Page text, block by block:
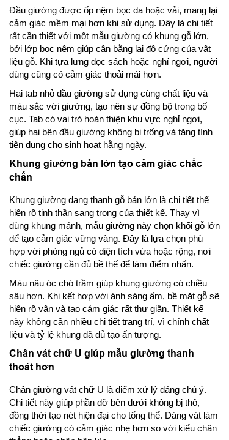
Đầu giường được ốp nệm bọc da hoặc vải, mang lại
cảm giác mềm mại hơn khi sử dụng. Đây là chi tiết
rất cần thiết với một mẫu giường có khung gỗ lớn,
bởi lớp bọc nệm giúp cân bằng lại độ cứng của vật
liệu gỗ. Khi tựa lưng đọc sách hoặc nghỉ ngơi, người
dùng cũng có cảm giác thoải mái hơn.
Hai tab nhỏ đầu giường sử dụng cùng chất liệu và
màu sắc với giường, tạo nên sự đồng bộ trong bố
cục. Tab có vai trò hoàn thiện khu vực nghỉ ngơi,
giúp hai bên đầu giường không bị trống và tăng tính
tiện dụng cho sinh hoạt hằng ngày.
Khung giường bản lớn tạo cảm giác chắc
chắn
Khung giường dạng thanh gỗ bản lớn là chi tiết thể
hiện rõ tinh thần sang trọng của thiết kế. Thay vì
dùng khung mảnh, mẫu giường này chọn khối gỗ lớn
để tạo cảm giác vững vàng. Đây là lựa chọn phù
hợp với phòng ngủ có diện tích vừa hoặc rộng, nơi
chiếc giường cần đủ bề thế để làm điểm nhấn.
Màu nâu óc chó trầm giúp khung giường có chiều
sâu hơn. Khi kết hợp với ánh sáng ấm, bề mặt gỗ sẽ
hiện rõ vân và tạo cảm giác rất thư giãn. Thiết kế
này không cần nhiều chi tiết trang trí, vì chính chất
liệu và tỷ lệ khung đã đủ tạo ấn tượng.
Chân vát chữ U giúp mẫu giường thanh
thoát hơn
Chân giường vát chữ U là điểm xử lý đáng chú ý.
Chi tiết này giúp phần đỡ bên dưới không bị thô,
đồng thời tạo nét hiện đại cho tổng thể. Dáng vát làm
chiếc giường có cảm giác nhẹ hơn so với kiểu chân